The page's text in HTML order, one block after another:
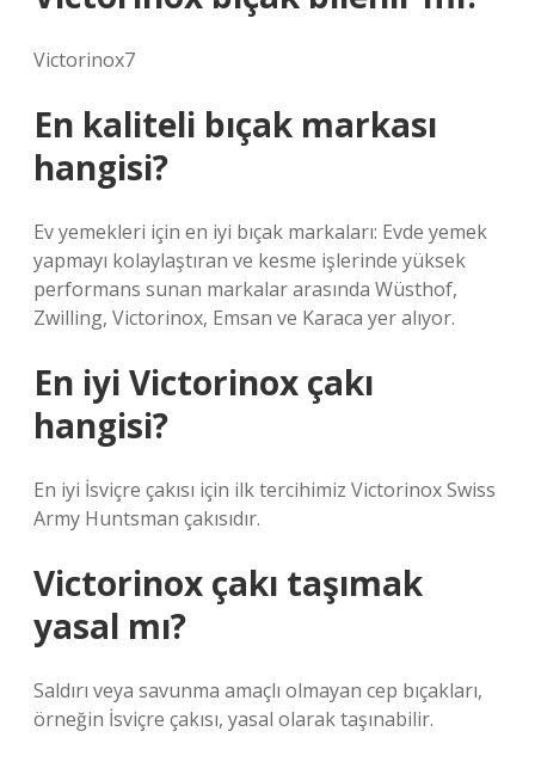
Victorinox7
En kaliteli bıçak markası
hangisi?
Ev yemekleri için en iyi bıçak markaları: Evde yemek
yapmayı kolaylaştıran ve kesme işlerinde yüksek
performans sunan markalar arasında Wüsthof,
Zwilling, Victorinox, Emsan ve Karaca yer alıyor.
En iyi Victorinox çakı
hangisi?
En iyi İsviçre çakısı için ilk tercihimiz Victorinox Swiss
Army Huntsman çakısıdır.
Victorinox çakı taşımak
yasal mı?
Saldırı veya savunma amaçlı olmayan cep bıçakları,
örneğin İsviçre çakısı, yasal olarak taşınabilir.